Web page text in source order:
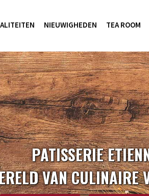
NIEUWIGHEDEN TEA ROOM
PATISSERIE
VAN CULINAIRE